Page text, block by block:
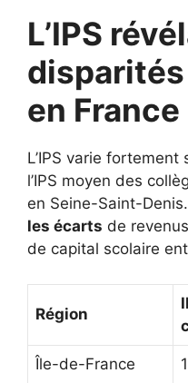
L’IPS
en France
L’IPS varie
l’IPS moyen des
en Seine-Saint-Denis.
les écarts de
de capital scolaire
Région
Île-de-France